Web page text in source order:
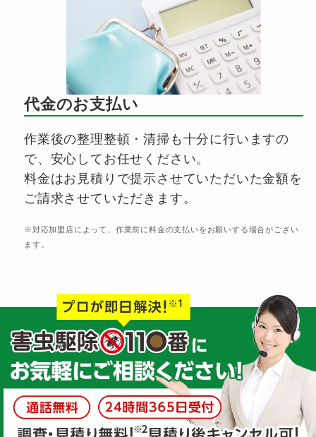
代金のお支払い
作業後の整理整頓・清掃も十分に行いますの
で、安心してお任せください。
料金はお見積りで提示させていただいた金額を
ご請求させていただきます。
※対応加盟店によって、作業前に料金の支払いをお願いする場合がござい
ます。